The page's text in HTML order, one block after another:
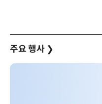
주요 행사 ❯